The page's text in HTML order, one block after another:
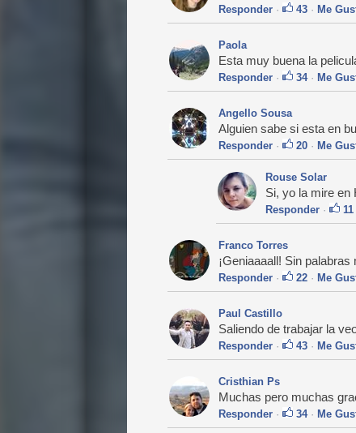
Responder· 43· Me
Paola
Esta muy buena la
Responder· 34· Me
Angello Sousa
Alguien sabe si esta en
Responder· 20· Me
Rouse Solar
Si, yo la mire en
Responder· 11
Franco Torres
¡Geniaaaall! Sin palabras
Responder· 22· Me
Paul Castillo
Saliendo de trabajar la
Responder· 43· Me
Cristhian Ps
Muchas pero muchas
Responder· 34· Me